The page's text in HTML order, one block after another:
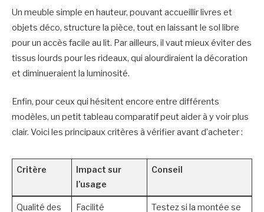
Un meuble simple en hauteur, pouvant accueillir livres et
objets déco, structure la pièce, tout en laissant le sol libre
pour un accès facile au lit. Par ailleurs, il vaut mieux éviter des
tissus lourds pour les rideaux, qui alourdiraient la décoration
et diminueraient la luminosité.
Enfin, pour ceux qui hésitent encore entre différents
modèles, un petit tableau comparatif peut aider à y voir plus
clair. Voici les principaux critères à vérifier avant d’acheter :
Critère
Impact sur
l’usage
Conseil
Qualité des
Facilité
Testez si la montée se